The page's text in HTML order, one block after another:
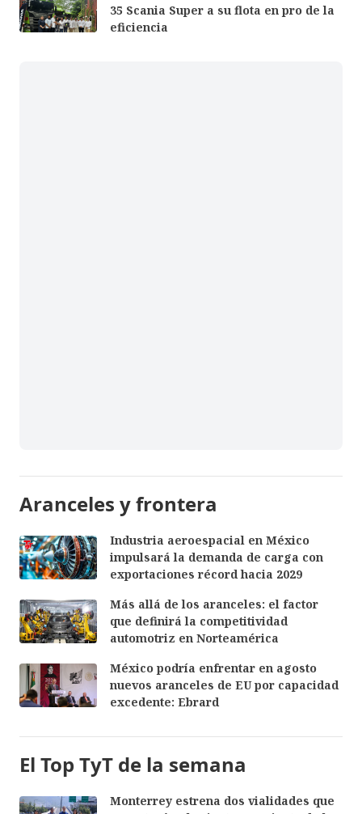
35 Scania Super a su flota en pro de la
eficiencia
Aranceles y frontera
Industria aeroespacial en México
impulsará la demanda de carga con
exportaciones récord hacia 2029
Más allá de los aranceles: el factor
que definirá la competitividad
automotriz en Norteamérica
México podría enfrentar en agosto
nuevos aranceles de EU por capacidad
excedente: Ebrard
El Top TyT de la semana
Monterrey estrena dos vialidades que